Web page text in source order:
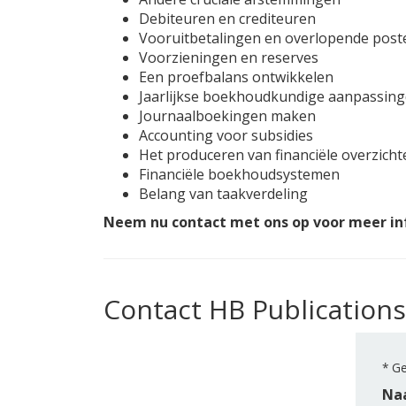
Debiteuren en crediteuren
Vooruitbetalingen en overlopende
Voorzieningen en reserves
Een proefbalans ontwikkelen
Jaarlijkse boekhoudkundige
Journaalboekingen maken
Accounting voor subsidies
Het produceren van financiële
Financiële boekhoudsystemen
Belang van taakverdeling
Neem nu contact met ons op voor meer
Contact HB
*